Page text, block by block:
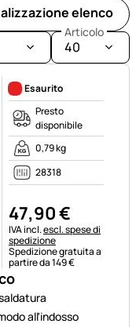
elenco
Articolo
40
all'indosso
Esaurito
Presto
disponibile
0,79 kg
28318
47,90€
Informazioni fiscali:
IVA incl.escl. spese di
spedizione
Spedizione gratuita a
partire da 149 €